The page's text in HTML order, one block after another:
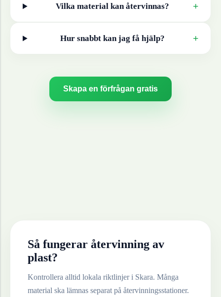
Vilka material kan återvinnas? +
Hur snabbt kan jag få hjälp? +
Skapa en förfrågan gratis
Så fungerar återvinning av
plast?
Kontrollera alltid lokala riktlinjer i Skara. Många
material ska lämnas separat på återvinningsstationer.